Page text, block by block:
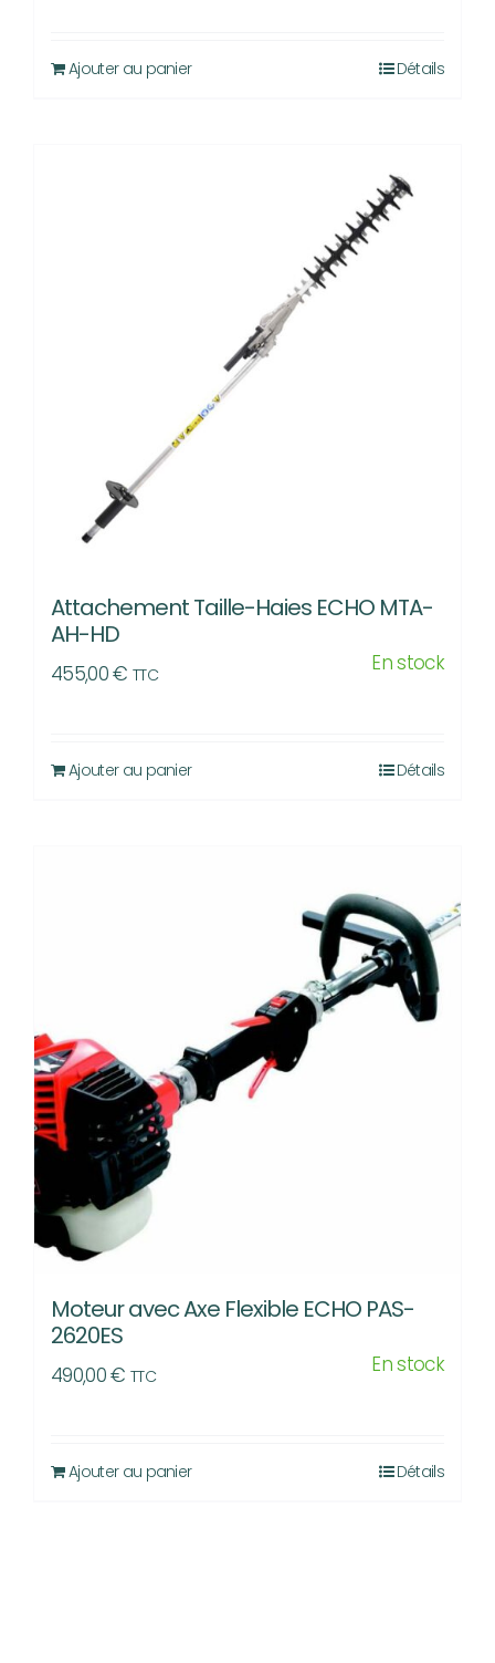
Ajouter au panier Détails
Attachement Taille-Haies ECHO MTA-
AH-HD
455,00€ TTC En stock
Ajouter au panier Détails
Moteur avec Axe Flexible ECHO PAS-
2620ES
490,00€ TTC En stock
Ajouter au panier Détails